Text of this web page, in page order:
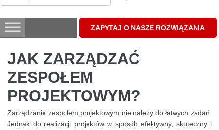
ZAPYTAJ O NASZE ROZWIĄZANIA
JAK ZARZĄDZAĆ
ZESPOŁEM
PROJEKTOWYM?
Zarządzanie zespołem projektowym nie należy do łatwych zadań.
Jednak do realizacji projektów w sposób efektywny, skuteczny i